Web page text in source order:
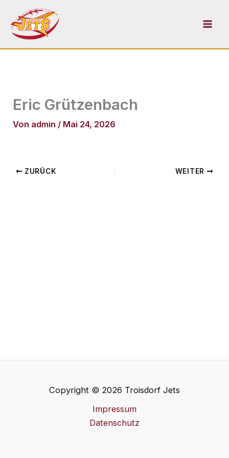
Inhalt
springen
Eric Grützenbach
Von admin / Mai 24, 2026
ZURÜCK WEITER
Copyright © 2026 Troisdorf Jets
Impressum
Datenschutz